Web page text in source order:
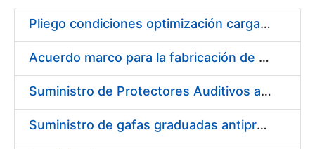
Pliego condiciones optimización cargas compras firmado
Acuerdo marco para la fabricación de piezas
Suministro de Protectores Auditivos a medida para las personas trabajadoras de los Centros de Trabajo de Madrid y Burgos
Suministro de gafas graduadas antiproyecciones para los trabajadores de la FNMT-RCM en los centros de trabajo de Madrid y Burgos